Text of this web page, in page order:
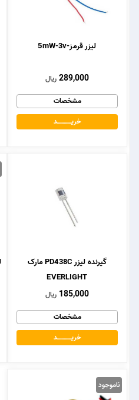
لیزر قرمز-5mW-3v
289,000 ریال
مشخصات
خریــــــــــــد
گیرنده لیزر PD438C مارک
EVERLIGHT
185,000 ریال
مشخصات
خریــــــــــــد
ناموجود